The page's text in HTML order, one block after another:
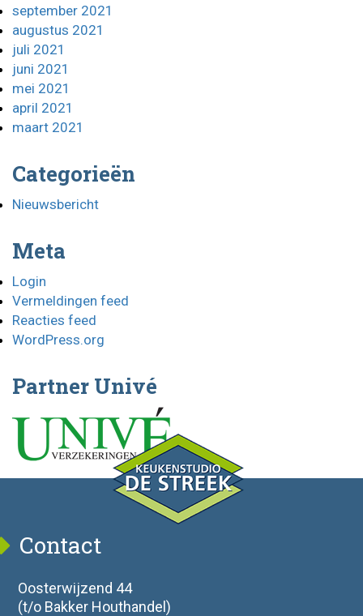
september 2021
augustus 2021
juli 2021
juni 2021
mei 2021
april 2021
maart 2021
Categorieën
Nieuwsbericht
Meta
Login
Vermeldingen feed
Reacties feed
WordPress.org
Partner Univé
Contact
Oosterwijzend 44
(t/o Bakker Houthandel)